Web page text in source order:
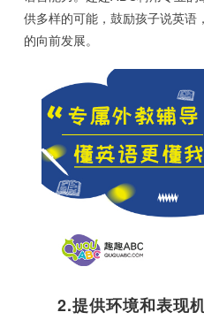
供多样的可能，鼓励孩子说英语
的向前发展。
2.提供环境和表现